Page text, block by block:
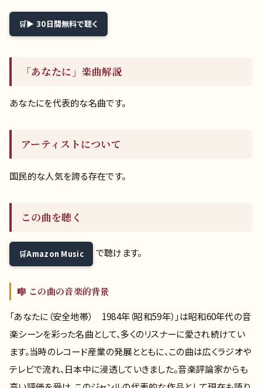
▶ 30日間無料で聴く
「あなたに」楽曲解説
あなたにを代表的な名曲です。
アーティストについて
国民的な人気を誇る存在です。
この曲を聴く
Amazon Music で聴けます。
🎼 この曲の音楽的背景
「あなたに（安全地帯） 1984年（昭和59年）」は昭和60年代の音
楽シーンを彩った名曲として、多くのリスナーに愛され続けてい
ます。当時のレコード産業の発展とともに、この曲は広くラジオや
テレビで流れ、日本中に浸透していきました。音楽評論家からも